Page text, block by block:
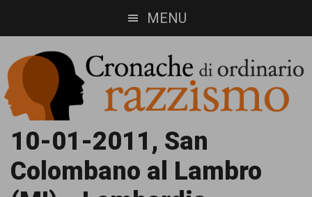
to
main
content
to
footer
MENU
Cronache
di
Cronachediordinariorazzismo.org
un
10-01-2011, San
Colombano al Lambro